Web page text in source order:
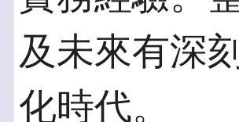
及未來有深
化時代。